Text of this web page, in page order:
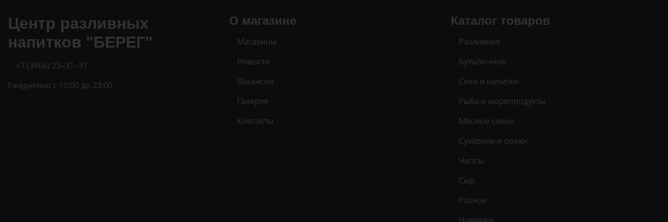
О магазине
Магазины
Новости
Вакансии
Галерея
Контакты
Каталог товаров
Разливное
Бутылочное
Соки и напитки
Рыба и морепродукты
Мясные снеки
Сухарики и орехи
Чипсы
Сыр
Разное
Центр разливных
напитков "БЕРЕГ"
+7 (3466) 23‒31‒31
Ежедневно с 10:00 до 23:00